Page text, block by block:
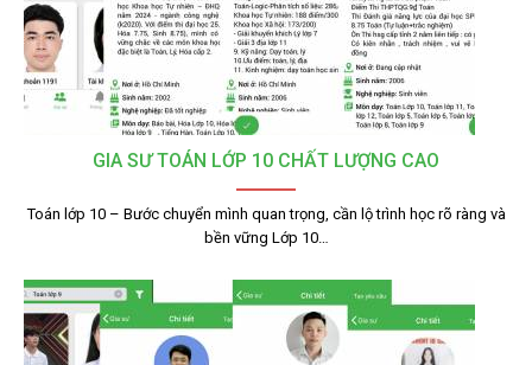
GIA SƯ TOÁN LỚP 10 CHẤT LƯỢNG CAO
Toán lớp 10 – Bước chuyển mình quan trọng, cần lộ trình học rõ ràng và
bền vững Lớp 10…